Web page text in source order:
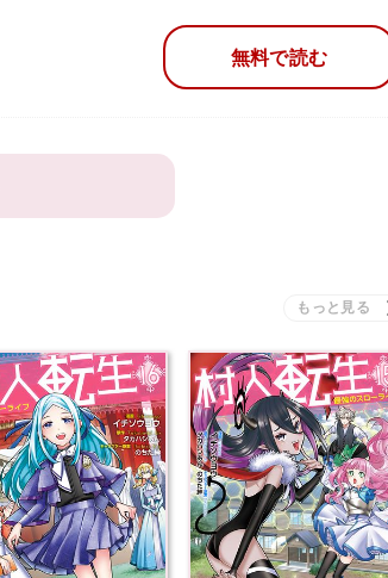
無料で読む